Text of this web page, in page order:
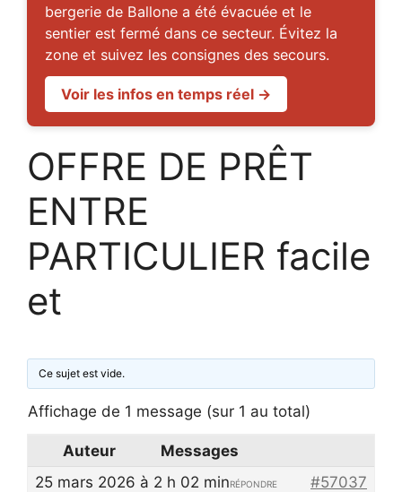
bergerie de Ballone a été évacuée et le
sentier est fermé dans ce secteur. Évitez la
zone et suivez les consignes des secours.
Voir les infos en temps réel →
OFFRE DE PRÊT
ENTRE
PARTICULIER facile
et
Ce sujet est vide.
Affichage de 1 message (sur 1 au total)
Auteur
Messages
25 mars 2026 à 2 h 02 min
#57037
RÉPONDRE